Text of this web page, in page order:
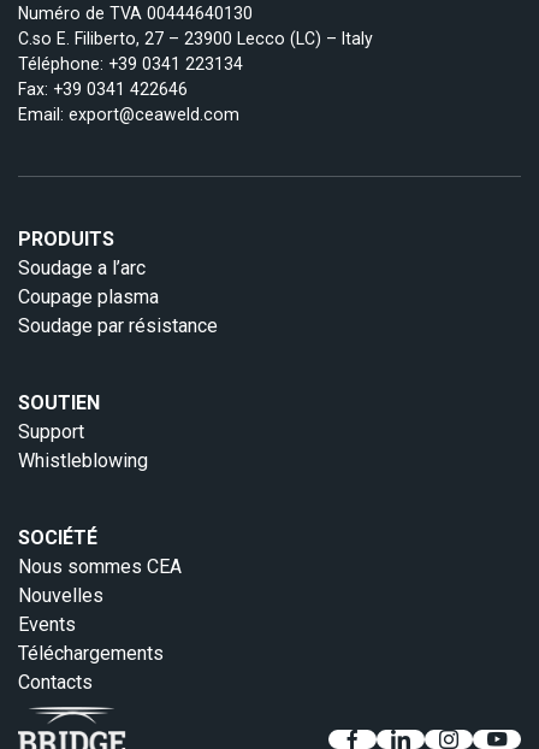
Numéro de TVA 00444640130
C.so E. Filiberto, 27 – 23900 Lecco (LC) – Italy
Téléphone: +39 0341 223134
Fax: +39 0341 422646
Email: export@ceaweld.com
PRODUITS
Soudage a l’arc
Coupage plasma
Soudage par résistance
SOUTIEN
Support
Whistleblowing
SOCIÉTÉ
Nous sommes CEA
Nouvelles
Events
Téléchargements
Contacts